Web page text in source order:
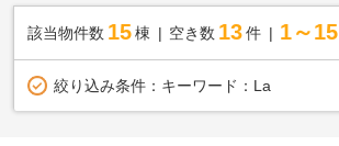
該当物件数 15棟 空き数 13 件 1～15
絞り込み条件： キーワード：La